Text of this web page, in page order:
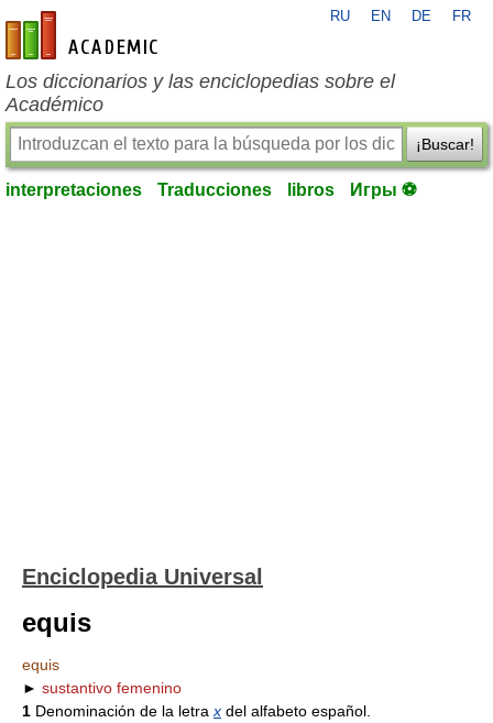
es-academic.com
RU EN DE FR
Los diccionarios y las enciclopedias sobre el
Académico
¡Buscar!
interpretaciones Traducciones libros Игры ⚽
Enciclopedia Universal
equis
equis
► sustantivo femenino
1 Denominación de la letra x del alfabeto español.